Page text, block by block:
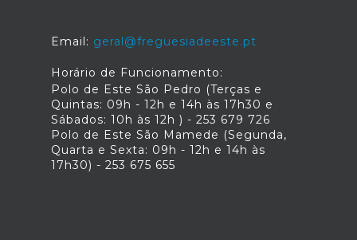
Email: geral@freguesiadeeste.pt
Horário de Funcionamento:
Polo de Este São Pedro (Terças e
Quintas: 09h - 12h e 14h às 17h30 e
Sábados: 10h às 12h ) - 253 679 726
Polo de Este São Mamede (Segunda,
Quarta e Sexta: 09h - 12h e 14h às
17h30) - 253 675 655